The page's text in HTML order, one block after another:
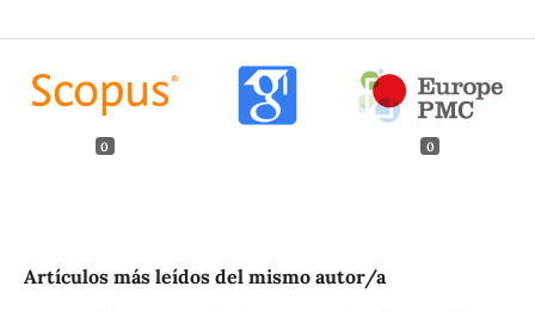
0 0
Artículos más leídos del mismo autor/a